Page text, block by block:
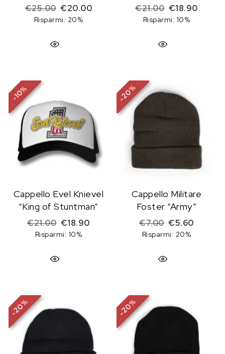
€25.00 Il prezzo originale era: €25.00.
€20.00Il prezzo attuale è: €20.00.
Risparmi: 20%
€21.00 Il prezzo
€18.90Il
Risparmi: 10%
-
10
%
Cappello Evel Knievel
“King of Stuntman”
€21.00 Il prezzo originale era: €21.00.
€18.90Il prezzo attuale è: €18.90.
Risparmi: 10%
-
20
%
Cappello Militare
Foster “Army”
€7.00 Il prezzo
€5.60Il
Risparmi: 20%
-
20
%
-
20
%